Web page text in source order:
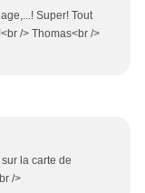
Super! Tout
/> Thomas<br />
la carte de
/>